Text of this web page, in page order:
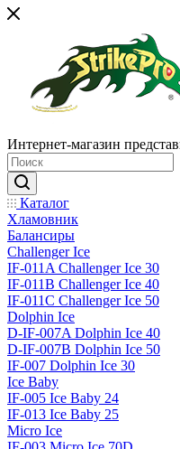
Интернет-магазин
Каталог
Хламовник
Балансиры
Challenger Ice
IF-011A Challenger Ice 30
IF-011B Challenger Ice 40
IF-011C Challenger Ice 50
Dolphin Ice
D-IF-007A Dolphin Ice 40
D-IF-007B Dolphin Ice 50
IF-007 Dolphin Ice 30
Ice Baby
IF-005 Ice Baby 24
IF-013 Ice Baby 25
Micro Ice